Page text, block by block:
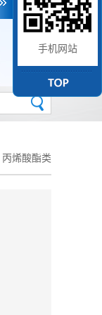
丙烯酸酯类
手机网站